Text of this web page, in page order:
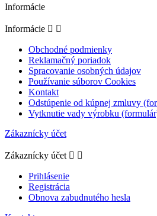
Informácie
Informácie  
Obchodné podmienky
Reklamačný poriadok
Spracovanie osobných údajov
Používanie súborov Cookies
Kontakt
Odstúpenie od kúpnej zmluvy
Vytknutie vady výrobku
Zákaznícky účet
Zákaznícky účet  
Prihlásenie
Registrácia
Obnova zabudnutého hesla